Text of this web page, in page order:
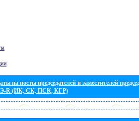
на посты председателей и заместителей
R (ИК, СК, ПСК, КГР)